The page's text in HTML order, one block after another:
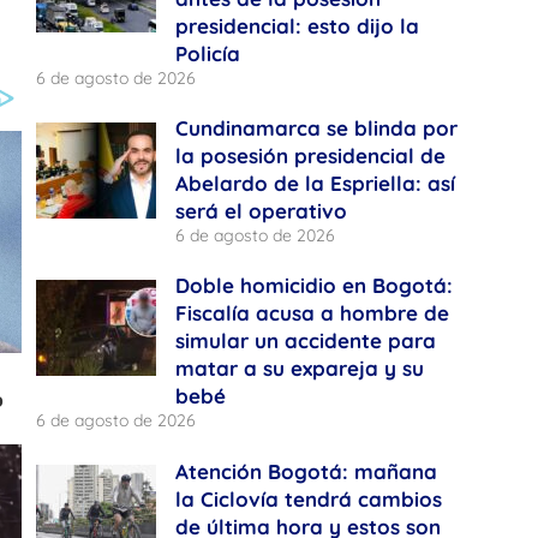
presidencial: esto dijo la
Policía
6 de agosto de 2026
Cundinamarca se blinda por
la posesión presidencial de
Abelardo de la Espriella: así
será el operativo
6 de agosto de 2026
Doble homicidio en Bogotá:
Fiscalía acusa a hombre de
simular un accidente para
matar a su expareja y su
bebé
6 de agosto de 2026
Atención Bogotá: mañana
la Ciclovía tendrá cambios
de última hora y estos son